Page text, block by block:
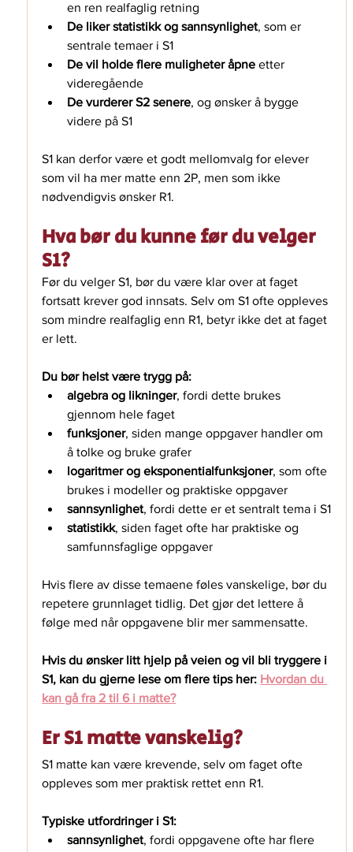
en ren realfaglig retning
De liker statistikk og sannsynlighet, som er
sentrale temaer i S1
De vil holde flere muligheter åpne etter
videregående
De vurderer S2 senere, og ønsker å bygge
videre på S1
S1 kan derfor være et godt mellomvalg for elever
som vil ha mer matte enn 2P, men som ikke
nødvendigvis ønsker R1.
Hva bør du kunne før du velger
S1?
Før du velger S1, bør du være klar over at faget
fortsatt krever god innsats. Selv om S1 ofte oppleves
som mindre realfaglig enn R1, betyr ikke det at faget
er lett.
Du bør helst være trygg på:
algebra og likninger, fordi dette brukes
gjennom hele faget
funksjoner, siden mange oppgaver handler om
å tolke og bruke grafer
logaritmer og eksponentialfunksjoner, som ofte
brukes i modeller og praktiske oppgaver
sannsynlighet, fordi dette er et sentralt tema i S1
statistikk, siden faget ofte har praktiske og
samfunnsfaglige oppgaver
Hvis flere av disse temaene føles vanskelige, bør du
repetere grunnlaget tidlig. Det gjør det lettere å
følge med når oppgavene blir mer sammensatte.
Hvis du ønsker litt hjelp på veien og vil bli tryggere i
S1, kan du gjerne lese om flere tips her: Hvordan du
kan gå fra 2 til 6 i matte⁠?
Er S1 matte vanskelig?
S1 matte kan være krevende, selv om faget ofte
oppleves som mer praktisk rettet enn R1.
Typiske utfordringer i S1:
sannsynlighet, fordi oppgavene ofte har flere